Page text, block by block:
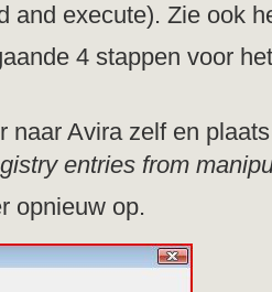
and execute). Zie ook
4 stappen voor
naar Avira zelf en
entries from
opnieuw op.